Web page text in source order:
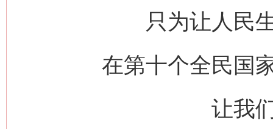
只为让人民
在第十个全民国
让我